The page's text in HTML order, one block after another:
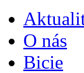
O nás
Bicie